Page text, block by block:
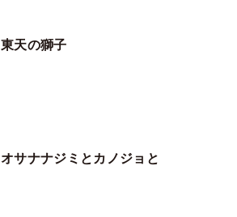
東天の獅子
オサナナジミとカノジョと